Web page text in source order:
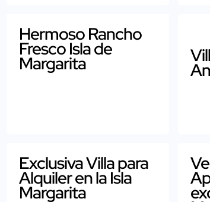
Hermoso Rancho
Fresco Isla de
Margarita
Exclusiva Villa para
Alquiler en la Isla
Margarita